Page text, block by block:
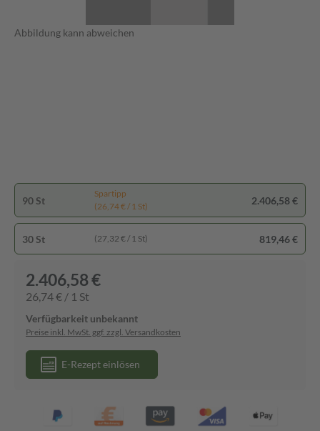
Abbildung kann abweichen
90 St
Spartipp
(26,74 € / 1 St)
2.406,58 €
30 St (27,32 € / 1 St) 819,46 €
2.406,58 €
26,74 € / 1 St
Verfügbarkeit unbekannt
Preise inkl. MwSt. ggf. zzgl. Versandkosten
E-Rezept einlösen